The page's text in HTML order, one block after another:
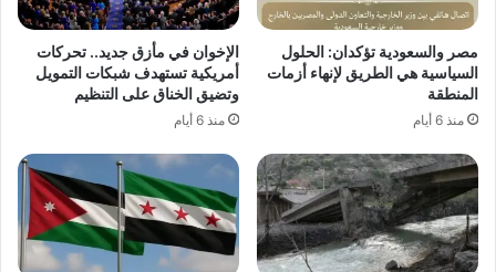
مصر والسعودية تؤكدان: الحلول
السياسية هي الطريق لإنهاء أزمات
المنطقة
منذ 6 أيام
الإخوان في مأزق جديد.. تحركات
أمريكية تستهدف شبكات التمويل
وتضيق الخناق على التنظيم
منذ 6 أيام